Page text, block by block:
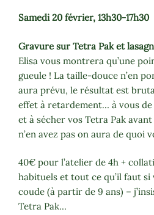
Samedi 20 février, 13h30-17h30
Gravure sur Tetra Pak et
Elisa vous montrera qu’une
gueule ! La taille-douce n’en
aura prévu, le résultat est
effet à retardement… à vous
et à sécher vos Tetra Pak
n’en avez pas on aura de quoi
40€ pour l’atelier de 4h +
habituels et tout ce qu’il faut si
coude (à partir de 9 ans) –
Tetra Pak…